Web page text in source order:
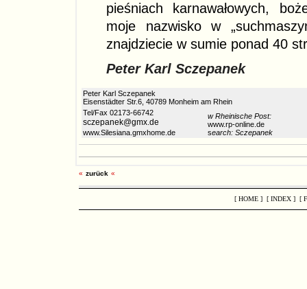
pieśniach karnawałowych,
moje nazwisko w
znajdziecie w sumie ponad 40
Peter Karl Sczepanek
Peter Karl Sczepanek
Eisenstädter Str.6, 40789 Monheim am Rhein
Tel/Fax 02173-66742
sczepanek@gmx.de
www.Silesiana.gmxhome.de
w Rheinische Post:
www.rp-online.de
search: Sczepanek
« zurück «
[ HOME ] [ INDEX ] [